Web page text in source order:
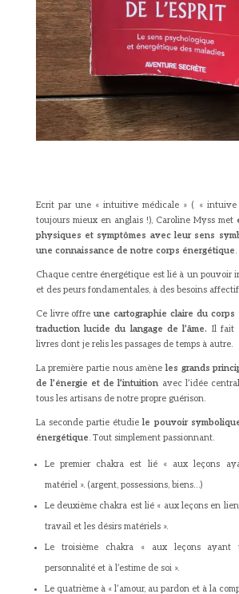
Ecrit par une « intuitive médicale » ( « intuive
toujours mieux en anglais !), Caroline Myss met
physiques et symptômes avec leur sens
une connaissance de notre corps énergétique.
Chaque centre énergétique est lié à un pouvoir
et des peurs fondamentales, à des besoins
Ce livre offreune cartographie claire du
traduction lucide du langage de l’âme. Il fait
livres dont je relis les passages de temps à autre.
La première partie nous amène les grands
de l’énergie et de l’intuition avec l’idée
tous les artisans de notre propre guérison.
La seconde partie étudiele pouvoir
énergétique. Tout simplement passionnant.
Le premier chakra est lié « aux leçons
matériel ». (argent, possessions, biens…)
Le deuxième chakra est lié « aux leçons en
travail et les désirs matériels ».
Le troisième chakra « aux leçons
personnalité et à l’estime de soi ».
Le quatrième à « l’amour, au pardon et à la